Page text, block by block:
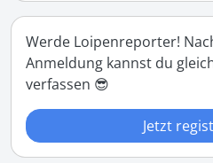
Werde Loipenreporter!
Anmeldung kannst du
verfassen 😎
Jetzt